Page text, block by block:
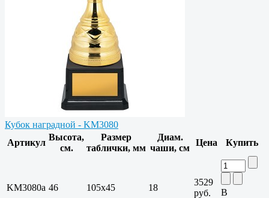
Кубок наградной - KM3080
Артикул
Высота,
см.
Размер
таблички, мм
Диам.
чаши, см
Цена Купить
KM3080a 46 105х45 18
3529
руб.
В